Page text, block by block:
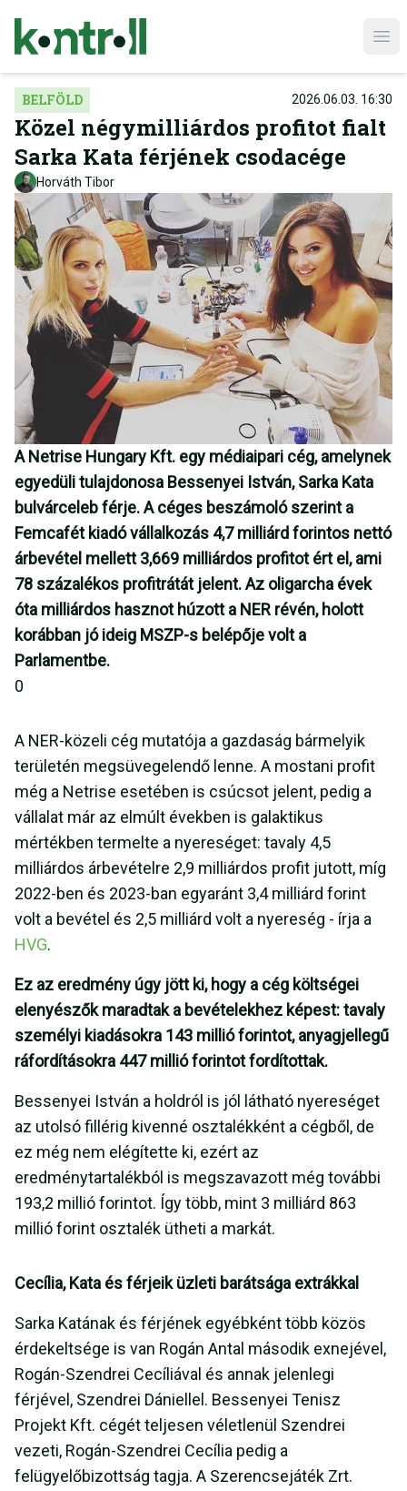
BELFÖLD 2026.06.03. 16:30
Közel négymilliárdos profitot fialt
Sarka Kata férjének csodacége
Horváth Tibor
A Netrise Hungary Kft. egy médiaipari cég, amelynek
egyedüli tulajdonosa Bessenyei István, Sarka Kata
bulvárceleb férje. A céges beszámoló szerint a
Femcafét kiadó vállalkozás 4,7 milliárd forintos nettó
árbevétel mellett 3,669 milliárdos profitot ért el, ami
78 százalékos profitrátát jelent. Az oligarcha évek
óta milliárdos hasznot húzott a NER révén, holott
korábban jó ideig MSZP-s belépője volt a
Parlamentbe.
0
A NER-közeli cég mutatója a gazdaság bármelyik
területén megsüvegelendő lenne. A mostani profit
még a Netrise esetében is csúcsot jelent, pedig a
vállalat már az elmúlt években is galaktikus
mértékben termelte a nyereséget: tavaly 4,5
milliárdos árbevételre 2,9 milliárdos profit jutott, míg
2022-ben és 2023-ban egyaránt 3,4 milliárd forint
volt a bevétel és 2,5 milliárd volt a nyereség - írja a
HVG.
Ez az eredmény úgy jött ki, hogy a cég költségei
elenyészők maradtak a bevételekhez képest: tavaly
személyi kiadásokra 143 millió forintot, anyagjellegű
ráfordításokra 447 millió forintot fordítottak.
Bessenyei István a holdról is jól látható nyereséget
az utolsó fillérig kivenné osztalékként a cégből, de
ez még nem elégítette ki, ezért az
eredménytartalékból is megszavazott még további
193,2 millió forintot. Így több, mint 3 milliárd 863
millió forint osztalék ütheti a markát.
Cecília, Kata és férjeik üzleti barátsága extrákkal
Sarka Katának és férjének egyébként több közös
érdekeltsége is van Rogán Antal második exnejével,
Rogán-Szendrei Cecíliával és annak jelenlegi
férjével, Szendrei Dániellel. Bessenyei Tenisz
Projekt Kft. cégét teljesen véletlenül Szendrei
vezeti, Rogán-Szendrei Cecília pedig a
felügyelőbizottság tagja. A Szerencsejáték Zrt.